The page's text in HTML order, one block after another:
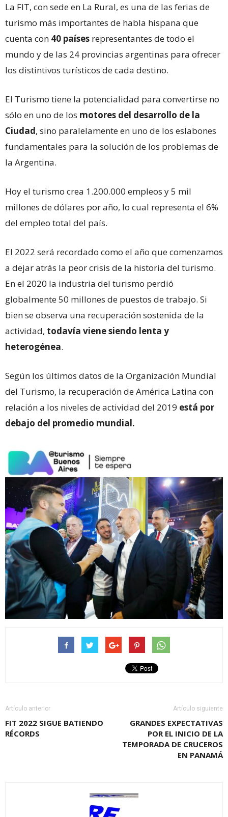
La FIT, con sede en La Rural, es una de las ferias de
turismo más importantes de habla hispana que
cuenta con 40 países representantes de todo el
mundo y de las 24 provincias argentinas para ofrecer
los distintivos turísticos de cada destino.
El Turismo tiene la potencialidad para convertirse no
sólo en uno de los motores del desarrollo de la
Ciudad, sino paralelamente en uno de los eslabones
fundamentales para la solución de los problemas de
la Argentina.
Hoy el turismo crea 1.200.000 empleos y 5 mil
millones de dólares por año, lo cual representa el 6%
del empleo total del país.
El 2022 será recordado como el año que comenzamos
a dejar atrás la peor crisis de la historia del turismo.
En el 2020 la industria del turismo perdió
globalmente 50 millones de puestos de trabajo. Si
bien se observa una recuperación sostenida de la
actividad, todavía viene siendo lenta y
heterogénea.
Según los últimos datos de la Organización Mundial
del Turismo, la recuperación de América Latina con
relación a los niveles de actividad del 2019 está por
debajo del promedio mundial.
Artículo anterior
FIT 2022 SIGUE BATIENDO
RÉCORDS
Artículo siguiente
GRANDES EXPECTATIVAS
POR EL INICIO DE LA
TEMPORADA DE CRUCEROS
EN PANAMÁ